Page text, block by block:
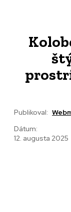
Publikoval:
Dátum:
12. augusta 2025